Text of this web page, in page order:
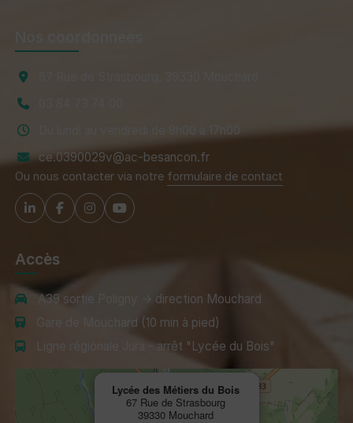
Du lundi au vendredi de 8h00 à 17h00
ce.0390029v@ac-besancon.fr
Ou nous contacter via notre formulaire de contact
Accès
A39 sortie Poligny → direction Mouchard
Gare de Mouchard (10 min à pied)
Ligne régionale Jura - arrêt "Lycée du Bois"
Lycée des Métiers du Bois
67 Rue de Strasbourg
39330 Mouchard